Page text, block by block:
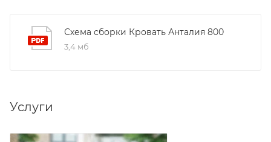
Схема сборки Кровать Анталия 800
3,4 мб
Услуги